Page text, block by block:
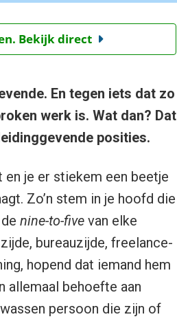
Bekijk direct
En tegen iets dat zo
werk is. Wat dan? Dat
posities.
je er stiekem een beetje
Zo’n stem in je hoofd die
nine-to-fivevan elke
bureauzijde, freelance-
hopend dat iemand hem
allemaal behoefte aan
persoon die zijn of